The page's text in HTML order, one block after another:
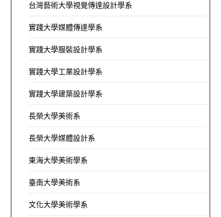
台灣藝術大學視覺傳達設計學系
實踐大學媒體傳達學系
實踐大學服裝設計學系
實踐大學工業設計學系
實踐大學建築設計學系
長榮大學美術系
長榮大學媒體設計系
東海大學美術學系
臺南大學美術系
文化大學美術學系